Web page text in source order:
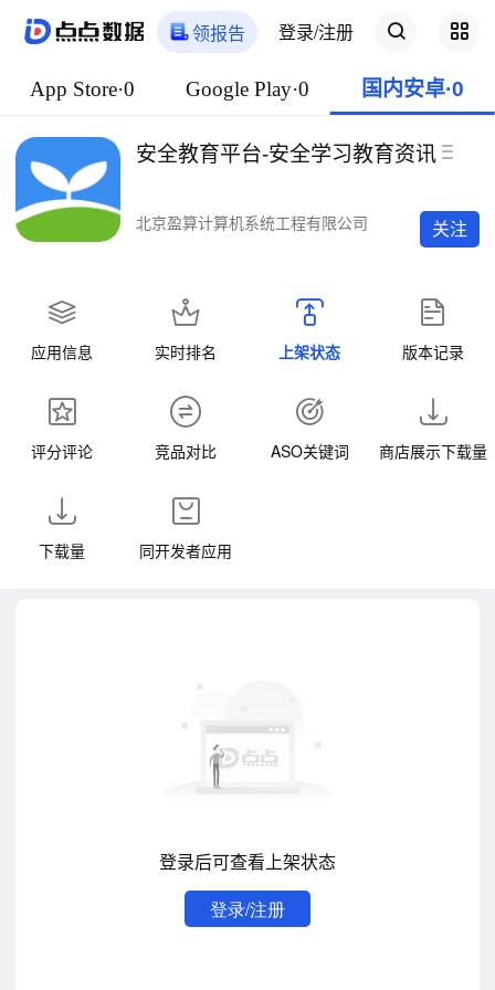
领报告 登录/注册
App Store·0 Google Play·0 国内安卓·0
安全教育平台-安全学习教育资讯
北京盈算计算机系统工程有限公司 关注
应用信息 实时排名 上架状态 版本记录
评分评论 竞品对比 ASO关键词 商店展示下载量
下载量 同开发者应用
登录后可查看上架状态
登录/注册